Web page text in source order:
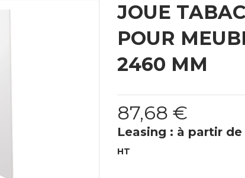
JOUE
POUR
2460 MM
87,68 €
Leasing : à partir
HT